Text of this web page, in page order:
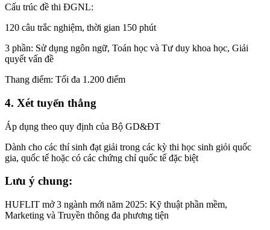
Cấu trúc đề thi ĐGNL:
120 câu trắc nghiệm, thời gian 150 phút
3 phần: Sử dụng ngôn ngữ, Toán học và Tư duy khoa học, Giải
quyết vấn đề
Thang điểm: Tối đa 1.200 điểm
4. Xét tuyển thẳng
Áp dụng theo quy định của Bộ GD&ĐT
Dành cho các thí sinh đạt giải trong các kỳ thi học sinh giỏi quốc
gia, quốc tế hoặc có các chứng chỉ quốc tế đặc biệt
Lưu ý chung:
HUFLIT mở 3 ngành mới năm 2025: Kỹ thuật phần mềm,
Marketing và Truyền thông đa phương tiện